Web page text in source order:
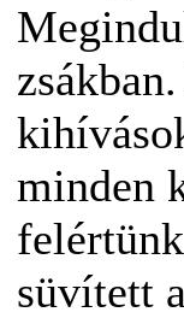
minden
süvített